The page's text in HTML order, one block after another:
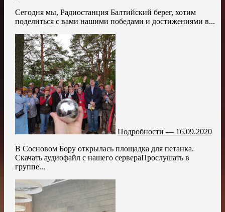
Сегодня мы, Радиостанция Балтийский берег, хотим
поделиться с вами нашими победами и достижениями в...
Подробности — 16.09.2020
В Сосновом Бору открылась площадка для петанка.
Скачать аудиофайл с нашего сервераПрослушать в
группе...